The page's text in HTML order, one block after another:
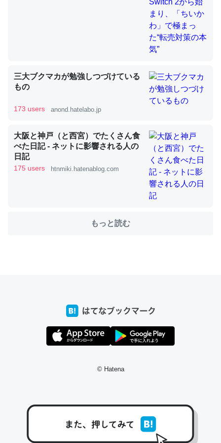
これを元に考えるとカルシウムを大量に使う脊椎動物と貝
類は苦労してるんだな…。腹足類だと殻を無くしてナメク
ウチもEchoを実家に置いて４年。でたまに覗いてる。ぼ
ちぼちRingも置こうかと画策中。あと、Googleマップで
位置情報を共有してる。電池残量や充電中かが分かるので
これ見て生きてるなって分かる。
─たまにLINEするくらいだった遠方の父67歳と僕。ITツール導入で
コミュニケーションが劇的に変化した｜tayorini by LIFULL介護
─たまにLINEするくらいだった遠方の父67歳と僕。ITツール導入で
コミュニケーションが劇的に変化した｜tayorini by LIFULL介護
https://toyoshi.hatenablog.com/entry/2019/05/15/1805
─たまにLINEするくらいだった遠方の父67歳と僕。ITツール導入で
三大ブクマカが勉強しつづけている
もの
173 users anond.hatelabo.jp
大阪と神戸（と西宮）でたくさん食
べた日記 - ネットに影響される人の
日記
175 users htnmiki.hatenablog.com
もっと読む
© Hatena